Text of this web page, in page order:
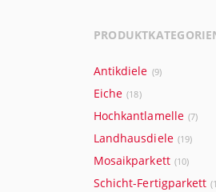
Antikdiele (9)
Eiche (18)
Hochkantlamelle (7)
Landhausdiele (19)
Mosaikparkett (10)
Schicht-Fertigparkett